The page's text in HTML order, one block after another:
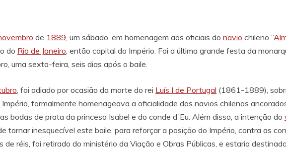
de 1889, um sábado, em homenagem aos oficiais do navio chileno “
do Rio de Janeiro, então capital do Império. Foi a última grande festa da
uma sexta-feira, seis dias após o baile.
, foi adiado por ocasião da morte do rei Luís I de Portugal (1861-1889),
formalmente homenageava a oficialidade dos navios chilenos
bodas de prata da princesa Isabel e do conde d´Eu. Além disso, a intenção do
tornar inesquecível este baile, para reforçar a posição do Império, contra as
réis, foi retirado do ministério da Viação e Obras Públicas, e estaria